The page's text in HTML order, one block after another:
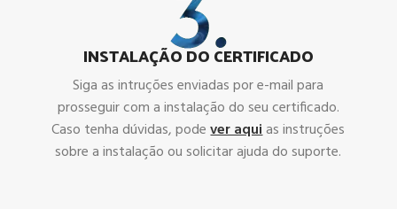
INSTALAÇÃO DO CERTIFICADO
Siga as intruções enviadas por e-mail para
prosseguir com a instalação do seu certificado.
Caso tenha dúvidas, podever aquias instruções
sobre a instalação ou solicitar ajuda do suporte.